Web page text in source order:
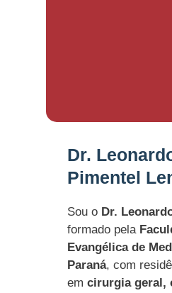
Dr.
Pimentel
Sou o Dr.
formado pela
Evangélica de
Paraná, com
em cirurgia geral,